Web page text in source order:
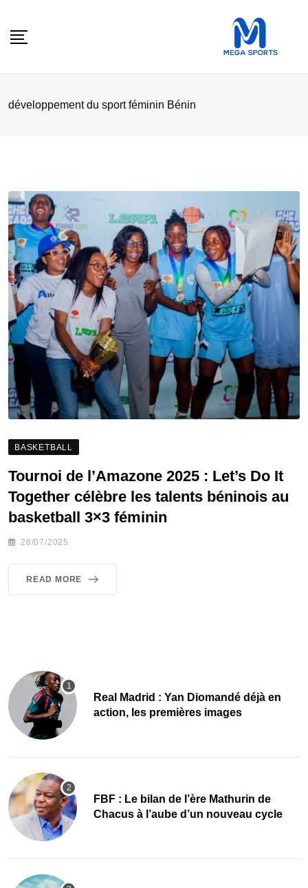
développement du sport féminin Bénin
BASKETBALL
Tournoi de l’Amazone 2025 : Let’s Do It
Together célèbre les talents béninois au
basketball 3×3 féminin
28/07/2025
READ MORE
Real Madrid : Yan Diomandé déjà en
action, les premières images
FBF : Le bilan de l’ère Mathurin de
Chacus à l’aube d’un nouveau cycle